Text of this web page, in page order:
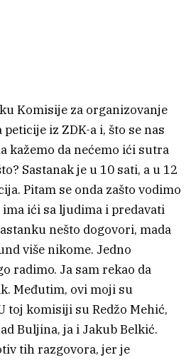
Komisije za organizovanje
iz ZDK-a i, što se nas
kažemo da nećemo ići sutra
Sastanak je u 10 sati, a u 12
Pitam se onda zašto vodimo
ići sa ljudima i predavati
nešto dogovori, mada
više nikome. Jedno
radimo. Ja sam rekao da
Međutim, ovi moji su
toj komisiji su Redžo Mehić,
Buljina, ja i Jakub Belkić.
tih razgovora, jer je